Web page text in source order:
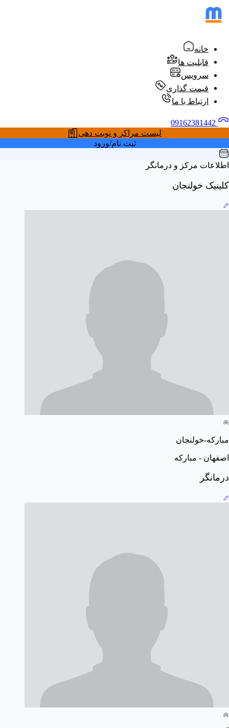
خانه
قابلیت ها
سرویس
قیمت گذاری
ارتباط با ما
لیست مراکز و نوبت دهی
ثبت نام/ورود
اطلاعات مرکز و درمانگر
کلینیک خولنجان
مبارکه-خولنجان
اصفهان - مبارکه
درمانگر